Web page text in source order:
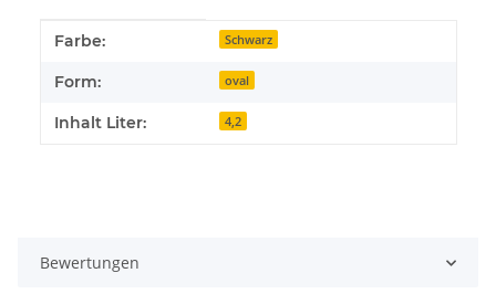
Produkteigenschaft
Wert
Farbe: Schwarz
Form: oval
Inhalt Liter: 4,2
Bewertungen